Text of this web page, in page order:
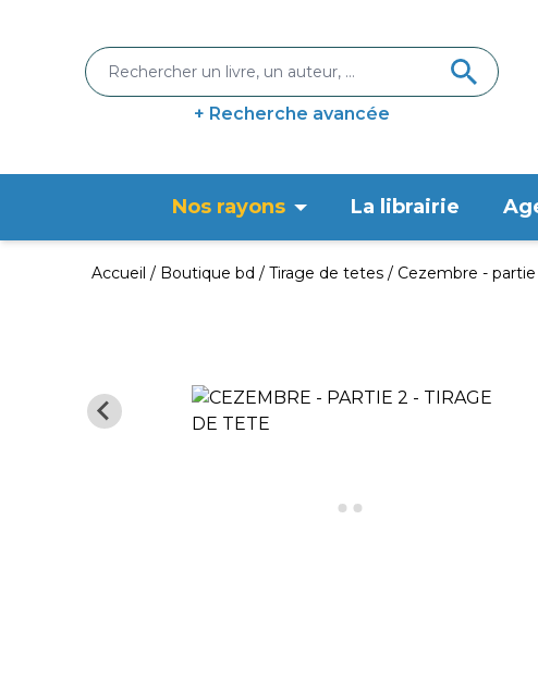
+ Recherche avancée
Nos rayons La librairie
Accueil Boutique bd Tirage de tetes Cezembre -